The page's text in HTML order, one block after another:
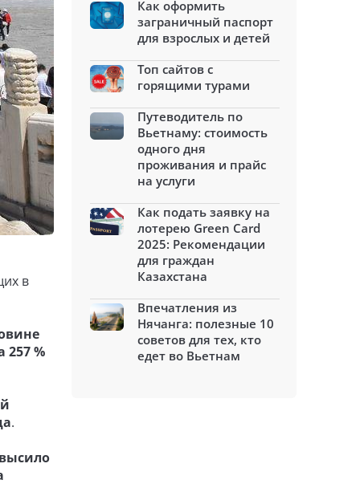
в
257 %
.
Как оформить
заграничный паспорт
для взрослых и детей
Топ сайтов с
горящими турами
Путеводитель по
Вьетнаму: стоимость
одного дня
проживания и прайс
на услуги
Как подать заявку на
лотерею Green Card
2025: Рекомендации
для граждан
Казахстана
Впечатления из
Нячанга: полезные 10
советов для тех, кто
едет во Вьетнам